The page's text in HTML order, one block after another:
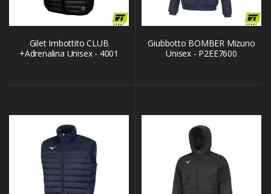
Gilet Imbottito CLUB
+Adrenalina Unisex - 4001
Giubbotto BOMBER Mizuno
Unisex - P2EE7600